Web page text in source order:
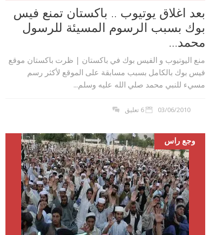
بعد اغلاق يوتيوب .. باكستان تمنع فيس
بوك بسبب الرسوم المسيئة للرسول
محمد...
منع اليوتيوب و الفيس بوك في باكستان | ظرت باكستان موقع
فيس بوك بالكامل بسبب مسابقة على الموقع لأكثر رسم
مسيء للنبي محمد صلي الله عليه وسلم...
03/06/2010 6 تعليق
وجع راس